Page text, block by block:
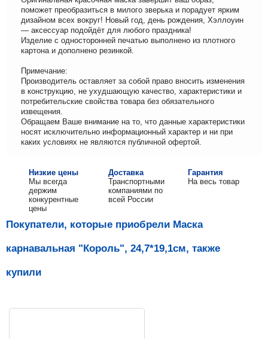
поможет преобразиться в милого зверька и порадует ярким
дизайном всех вокруг! Новый год, день рождения, Хэллоуин
— аксессуар подойдёт для любого праздника!
Изделие с односторонней печатью выполнено из плотного
картона и дополнено резинкой.
Примечание:
Производитель оставляет за собой право вносить изменения
в конструкцию, не ухудшающую качество, характеристики и
потребительские свойства товара без обязательного
извещения.
Обращаем Ваше внимание на то, что данные характеристики
носят исключительно информационный характер и ни при
каких условиях не являются публичной офертой.
Низкие цены
Мы всегда
держим
конкурентные
цены
Доставка
Транспортными
компаниями по
всей России
Гарантия
На весь товар
Покупатели, которые приобрели Маска
карнавальная "Король", 24,7*19,1см, также
купили